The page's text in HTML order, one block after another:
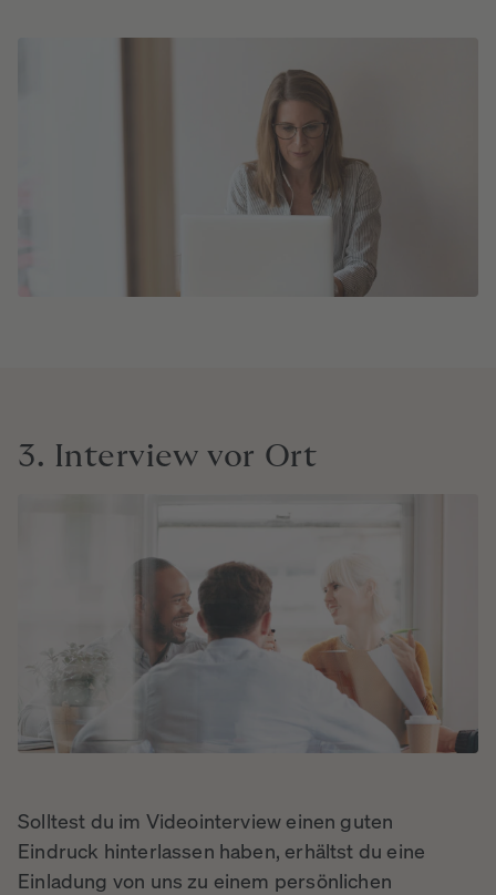
3. Interview vor Ort
Solltest du im Videointerview einen guten
Eindruck hinterlassen haben, erhältst du eine
Einladung von uns zu einem persönlichen